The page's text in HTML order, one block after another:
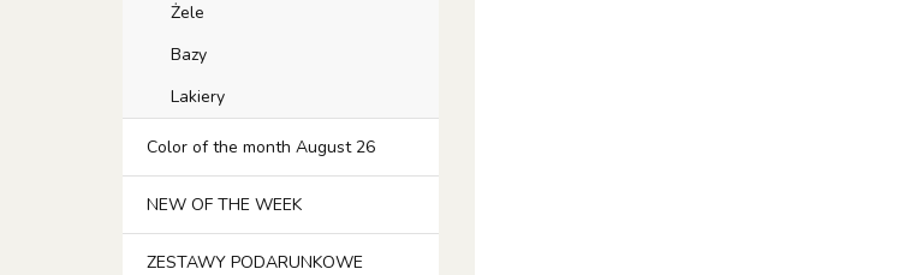
Żele
Bazy
Lakiery
Color of the month August 26
NEW OF THE WEEK
ZESTAWY PODARUNKOWE